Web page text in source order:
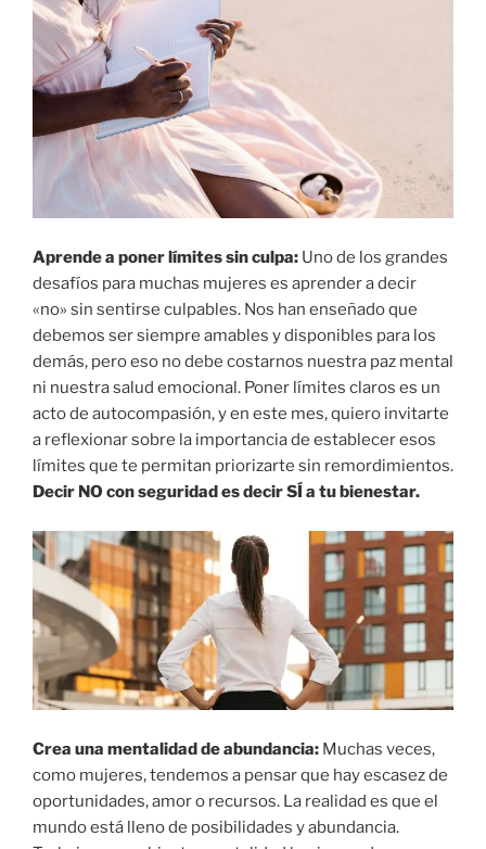
Aprende a poner límites sin culpa: Uno de los grandes
desafíos para muchas mujeres es aprender a decir
«no» sin sentirse culpables. Nos han enseñado que
debemos ser siempre amables y disponibles para los
demás, pero eso no debe costarnos nuestra paz mental
ni nuestra salud emocional. Poner límites claros es un
acto de autocompasión, y en este mes, quiero invitarte
a reflexionar sobre la importancia de establecer esos
límites que te permitan priorizarte sin remordimientos.
Decir NO con seguridad es decir SÍ a tu bienestar.
Crea una mentalidad de abundancia: Muchas veces,
como mujeres, tendemos a pensar que hay escasez de
oportunidades, amor o recursos. La realidad es que el
mundo está lleno de posibilidades y abundancia.